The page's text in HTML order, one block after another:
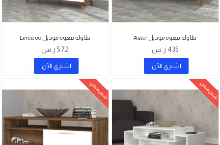
طاولة قهوة موديل Aster
435 ر.س
اشتري اﻵن
طاولة قهوة موديل Linea co
572 ر.س
اشتري اﻵن
شحن مجاني شحن مجاني